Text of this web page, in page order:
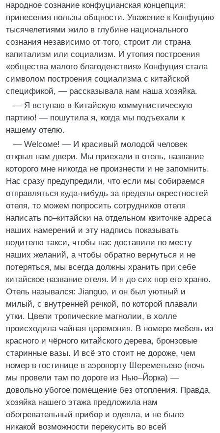
народное сознание конфуцианская концепция:
принесения пользы общности. Уважение к Конфуцию
тысячелетиями жило в глубине национального
сознания независимо от того, строит ли страна
капитализм или социализм. И утопия построения
«общества малого благоденствия» Конфуция стала
символом построения социализма с китайской
спецификой, — рассказывала нам наша хозяйка.
— Я вступаю в Китайскую коммунистическую
партию! — пошутила я, когда мы подъехали к
нашему отелю.
— Wеlсоме! — И красивый молодой человек
открыл нам двери. Мы приехали в отель, название
которого мне никогда не произнести и не запомнить.
Нас сразу предупредили, что если мы собираемся
отправляться куда‑нибудь за пределы окрестностей
отеля, то можем попросить сотрудников отеля
написать по–китайски на отдельном квиточке адреса
наших намерений и эту надпись показывать
водителю такси, чтобы нас доставили по месту
наших желаний, а чтобы обратно вернуться и не
потеряться, мы всегда должны хранить при себе
китайское название отеля. И я до сих пор его храню.
Отель назывался: Jianguo, и он был уютный и
милый, с внутренней речкой, по которой плавали
утки. Цвели тропические магнолии, в холле
происходила чайная церемония. В номере мебель из
красного и чёрного китайского дерева, бронзовые
старинные вазы. И всё это стоит не дороже, чем
номер в гостинице в аэропорту Шереметьево (ночь
мы провели там по дороге из Нью–Йорка) —
довольно убогое помещение без отопления. Правда,
хозяйка нашего этажа предложила нам
обогревательный прибор и одеяла, и не было
никакой возможности перекусить во всей